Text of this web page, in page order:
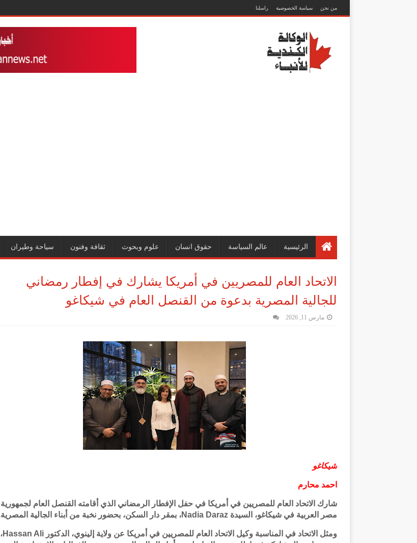
من نحن سياسة الخصوصية راسلنا
الرئيسية عالم السياسة حقوق انسان علوم وبحوث ثقافة وفنون سياحة وطيران
الاتحاد العام للمصريين في أمريكا يشارك في إفطار رمضاني
للجالية المصرية بدعوة من القنصل العام في شيكاغو
مارس 11, 2026
شيكاغو
احمد محارم
شارك الاتحاد العام للمصريين في أمريكا في حفل الإفطار الرمضاني الذي أقامته القنصل العام لجمهورية
مصر العربية في شيكاغو، السيدة Nadia Daraz، بمقر دار السكن، بحضور نخبة من أبناء الجالية المصرية.
ومثل الاتحاد في المناسبة وكيل الاتحاد العام للمصريين في أمريكا عن ولاية إلينوي، الدكتور Hassan Ali،